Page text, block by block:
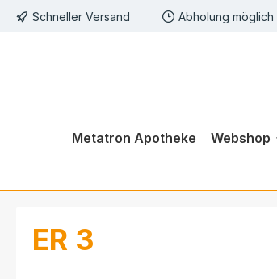
Zur Hauptnavigation springen
Schneller Versand Abholung möglich
Metatron Apotheke Webshop
ER 3